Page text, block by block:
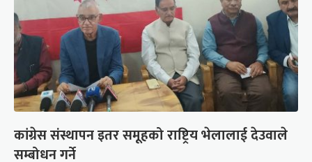
कांग्रेस संस्थापन इतर समूहको राष्ट्रिय भेलालाई देउवाले
सम्बोधन गर्ने